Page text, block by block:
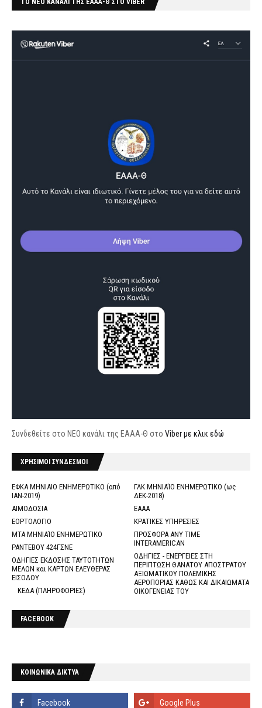
ΤΟ ΝΕΟ ΚΑΝΆΛΙ ΤΗΣ ΕΑΑΑ-Θ ΣΤΟ VIBER
Συνδεθείτε στο ΝΕΟ κανάλι της ΕΑΑΑ-Θ στο Viber με κλικ εδώ
ΧΡΗΣΙΜΟΙ ΣΥΝΔΕΣΜΟΙ
ΕΦΚΑ ΜΗΝΙΑΙΟ ΕΝΗΜΕΡΩΤΙΚΟ (από
ΙΑΝ-2019)
ΓΛΚ ΜΗΝΙΑΊΟ ΕΝΗΜΕΡΩΤΙΚΟ (ως
ΔΕΚ-2018)
ΑΙΜΟΔΟΣΙΑ
ΕΑΑΑ
ΕΟΡΤΟΛΟΓΙΟ
ΚΡΑΤΙΚΕΣ ΥΠΗΡΕΣΙΕΣ
ΜΤΑ ΜΗΝΙΑΊΟ ΕΝΗΜΕΡΩΤΙΚΟ
ΠΡΟΣΦΟΡΑ ANY TIME
INTERAMERICAN
ΡΑΝΤΕΒΟΥ 424ΓΣΝΕ
ΟΔΗΓΙΕΣ - ΕΝΕΡΓΕΙΕΣ ΣΤΗ
ΠΕΡΙΠΤΩΣΗ ΘΑΝΑΤΟΥ ΑΠΟΣΤΡΑΤΟΥ
ΑΞΙΩΜΑΤΙΚΟΥ ΠΟΛΕΜΙΚΗΣ
ΑΕΡΟΠΟΡΙΑΣ ΚΑΘΩΣ ΚΑΙ ΔΙΚΑΙΩΜΑΤΑ
ΟΙΚΟΓΕΝΕΙΑΣ ΤΟΥ
ΟΔΗΓΙΕΣ ΕΚΔΟΣΗΣ ΤΑΥΤΟΤΗΤΩΝ
ΜΕΛΩΝ και ΚΑΡΤΩΝ ΕΛΕΥΘΕΡΑΣ
ΕΙΣΟΔΟΥ
ΚΕΔΑ (ΠΛΗΡΟΦΟΡΙΕΣ)
FACEBOOK
ΚΟΙΝΩΝΙΚΑ ΔΙΚΤΥΑ